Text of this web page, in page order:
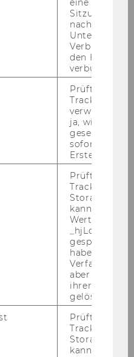
ist ein Ex­pe­
zu er­kun­
von or­ga­ni­
Ex­per­ti­
ent­schei­den­de
For­mats liegt
ein­zel­ne Lö­sun­
KI‑Po­ten­
fach­li­chen Kon­
ei­gen­stän­dig wei­
wir die Grund­
in Lehre,
Vi­ze­rek­tor für
In­fra­struk­tur
eine
Sitzung/
nach einer
Verbindung
den Hotjar-
verbunden
Prüft, ob der
Tracking
verwenden
ja, wird ein
gesetzt. Wird
sofort nach
Erstellung
Prüft, ob der
Tracking
Storage
kann. Wenn
Wert 1
haben keine
Verfallszeit,
aber fast
ihrer
gelöscht.
Prüft, ob der
Tracking
Storage
kann. Wenn